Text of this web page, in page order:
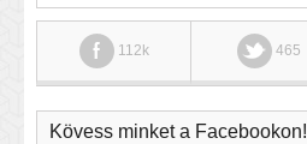
112k 465
Kövess minket a Facebookon!